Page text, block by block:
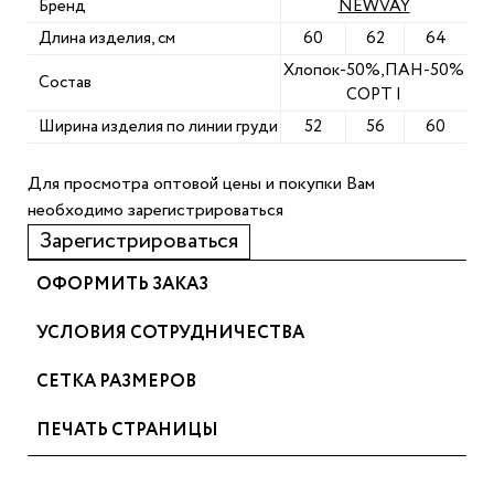
Для просмотра оптовой цены и покупки Вам
необходимо зарегистрироваться
Зарегистрироваться
Бренд
NEWVAY
Длина изделия, см
60 62 64
Состав
Хлопок-50%,ПАН-50%
СОРТ I
Ширина изделия по линии груди
52 56 60
ОФОРМИТЬ ЗАКАЗ
УСЛОВИЯ СОТРУДНИЧЕСТВА
СЕТКА РАЗМЕРОВ
ПЕЧАТЬ СТРАНИЦЫ